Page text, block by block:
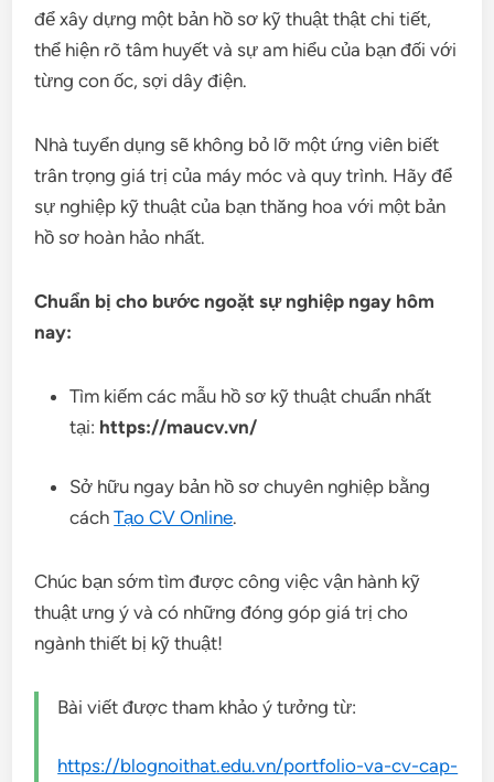
để xây dựng một bản hồ sơ kỹ thuật thật chi tiết,
thể hiện rõ tâm huyết và sự am hiểu của bạn đối với
từng con ốc, sợi dây điện.
Nhà tuyển dụng sẽ không bỏ lỡ một ứng viên biết
trân trọng giá trị của máy móc và quy trình. Hãy để
sự nghiệp kỹ thuật của bạn thăng hoa với một bản
hồ sơ hoàn hảo nhất.
Chuẩn bị cho bước ngoặt sự nghiệp ngay hôm
nay:
Tìm kiếm các mẫu hồ sơ kỹ thuật chuẩn nhất
tại: https://maucv.vn/
Sở hữu ngay bản hồ sơ chuyên nghiệp bằng
cáchTạo CV Online.
Chúc bạn sớm tìm được công việc vận hành kỹ
thuật ưng ý và có những đóng góp giá trị cho
ngành thiết bị kỹ thuật!
Bài viết được tham khảo ý tưởng từ:
https://blognoithat.edu.vn/portfolio-va-cv-cap-